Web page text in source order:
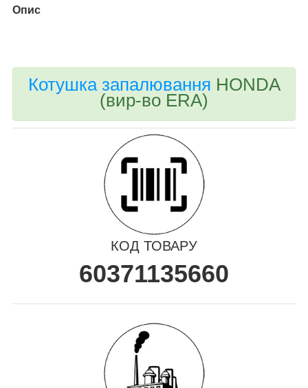
Опис
Котушка запалювання HONDA
(вир-во ERA)
КОД ТОВАРУ
60371135660